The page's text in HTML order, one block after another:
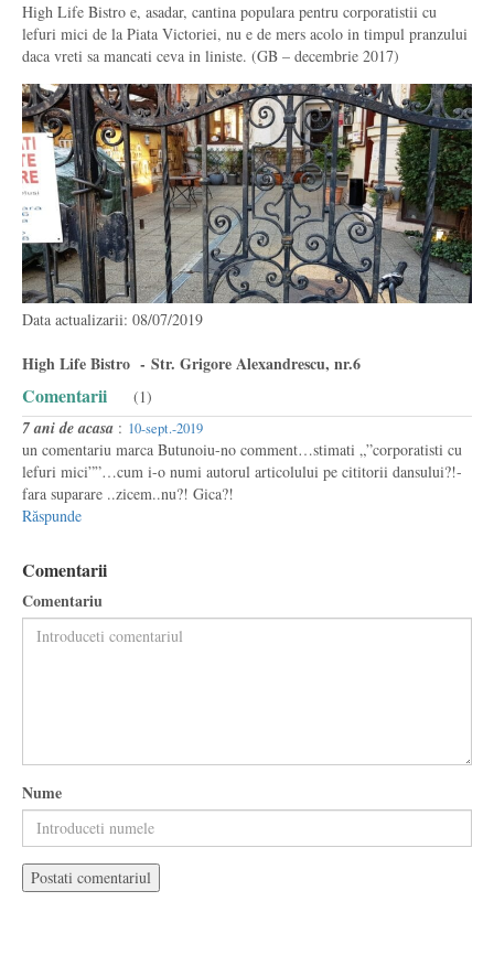
High Life Bistro e, asadar, cantina populara pentru corporatistii cu
lefuri mici de la Piata Victoriei, nu e de mers acolo in timpul pranzului
daca vreti sa mancati ceva in liniste. (GB – decembrie 2017)
Data actualizarii: 08/07/2019
High Life Bistro - Str. Grigore Alexandrescu, nr.6
Comentarii (1)
7 ani de acasa : 10-sept.-2019
un comentariu marca Butunoiu-no comment…stimati „”corporatisti cu
lefuri mici””…cum i-o numi autorul articolului pe cititorii dansului?!-
fara suparare ..zicem..nu?! Gica?!
Răspunde
Comentarii
Comentariu
Nume